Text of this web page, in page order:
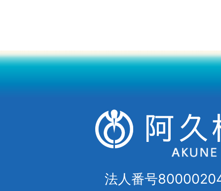
法人番号